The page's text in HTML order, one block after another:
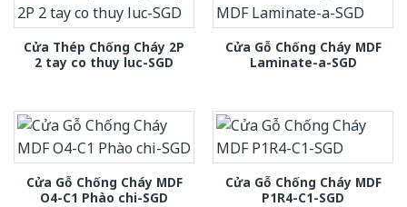
Cửa Thép Chống Cháy 2P
2 tay co thuy luc-SGD
Cửa Gỗ Chống Cháy MDF
Laminate-a-SGD
Cửa Gỗ Chống Cháy MDF
O4-C1 Phào chi-SGD
Cửa Gỗ Chống Cháy MDF
P1R4-C1-SGD